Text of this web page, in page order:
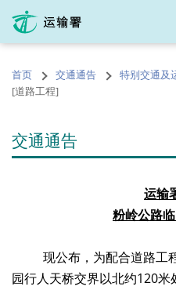
内
的首页 交通通告 特别交通及
[道路工程]
交通通告
运输
粉岭公路
现公布，为配合道路工程
园行人天桥交界以北约120